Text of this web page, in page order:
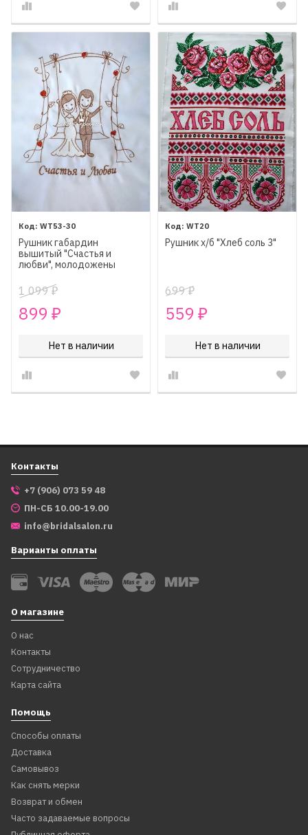
WT53-30
Рушник габардин
вышитый "Счастья и
любви", молодожены
1 099₽
899 ₽
Нет в наличии
WT20
Рушник х/б "Хлеб соль 3"
699₽
559 ₽
Нет в наличии
Контакты
+7 (906) 073 59 48
ПН-СБ 10.00-19.00
info@bridalsalon.ru
Варианты оплаты
О магазине
О нас
Контакты
Сотрудничество
Карта сайта
Помощь
Способы оплаты
Доставка
Самовывоз
Как снять мерки
Возврат и обмен
Часто задаваемые вопросы